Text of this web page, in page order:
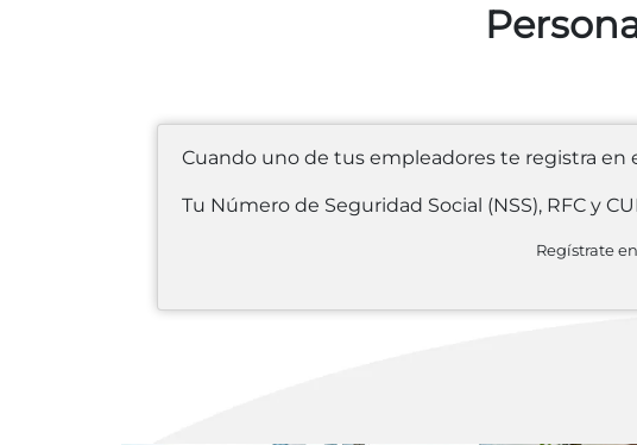
Cuando uno de tus empleadores te registra en
Tu Número de Seguridad Social (NSS), RFC y
Regístrate